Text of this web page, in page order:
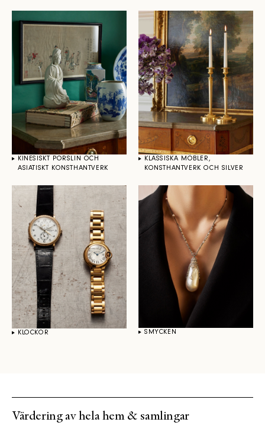
KINESISKT PORSLIN OCH
ASIATISKT KONSTHANTVERK
KLASSISKA MÖBLER,
KONSTHANTVERK OCH SILVER
KLOCKOR SMYCKEN
Värdering av hela hem & samlingar